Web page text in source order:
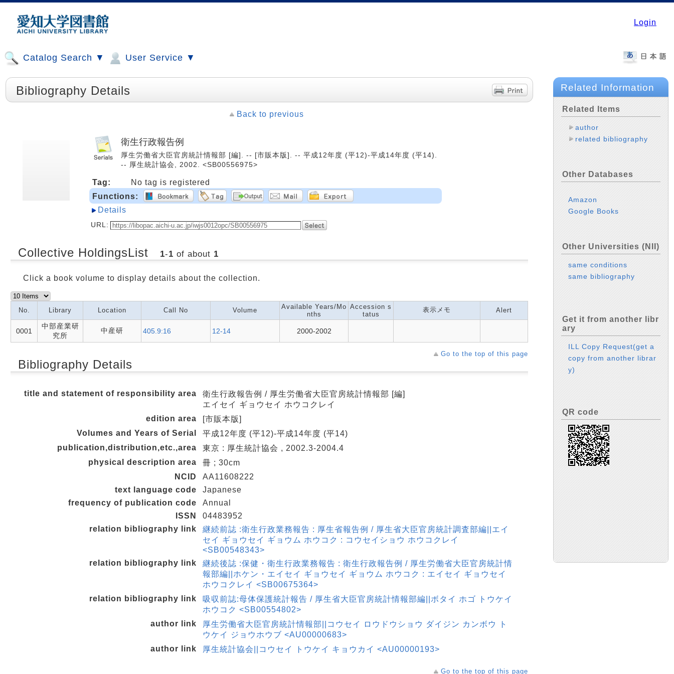
Login
Catalog Search ▼ User Service ▼
Bibliography Details
Back to previous
衛生行政報告例
厚生労働省大臣官房統計情報部 [編]. -- [市販本版]. -- 平成12年度 (平12)-平成14年度 (平14).
-- 厚生統計協会, 2002. <SB00556975>
Tag:
No tag is registered
Functions:
Details
URL:
Collective HoldingsList 1-1 of about 1
Click a book volume to display details about the collection.
No. Library Location Call No Volume
Available Years/Mo
nths
Accession s
tatus
表示メモ Alert
0001
中部産業研
究所
中産研 405.9:16 12-14 2000-2002
Go to the top of this page
Bibliography Details
title and statement of responsibility area
衛生行政報告例 / 厚生労働省大臣官房統計情報部 [編]
エイセイ ギョウセイ ホウコクレイ
edition area
[市販本版]
Volumes and Years of Serial
平成12年度 (平12)-平成14年度 (平14)
publication,distribution,etc.,area
東京 : 厚生統計協会 , 2002.3-2004.4
physical description area
冊 ; 30cm
NCID
AA11608222
text language code
Japanese
frequency of publication code
Annual
ISSN
04483952
relation bibliography link
継続前誌 :衛生行政業務報告 : 厚生省報告例 / 厚生省大臣官房統計調査部編||エイ
セイ ギョウセイ ギョウム ホウコク : コウセイショウ ホウコクレイ
<SB00548343>
relation bibliography link
継続後誌 :保健・衛生行政業務報告 : 衛生行政報告例 / 厚生労働省大臣官房統計情
報部編||ホケン・エイセイ ギョウセイ ギョウム ホウコク : エイセイ ギョウセイ
ホウコクレイ <SB00675364>
relation bibliography link
吸収前誌:母体保護統計報告 / 厚生省大臣官房統計情報部編||ボタイ ホゴ トウケイ
ホウコク <SB00554802>
author link
厚生労働省大臣官房統計情報部||コウセイ ロウドウショウ ダイジン カンボウ ト
ウケイ ジョウホウブ <AU00000683>
author link
厚生統計協会||コウセイ トウケイ キョウカイ <AU00000193>
Go to the top of this page
Related Information
Related Items
author
related bibliography
Other Databases
Amazon
Google Books
Other Universities (NII)
same conditions
same bibliography
Get it from another libr
ary
ILL Copy Request(get a
copy from another librar
y)
QR code